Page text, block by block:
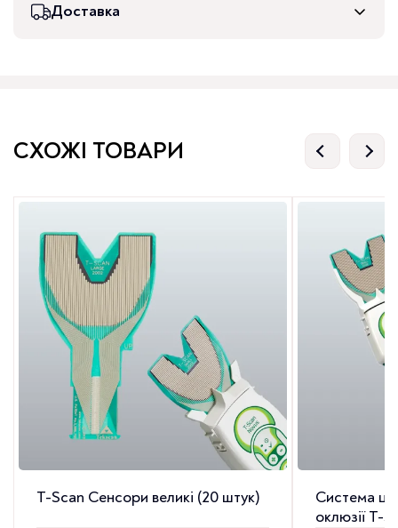
Доставка
СХОЖІ ТОВАРИ
T-Scan Сенсори великі (20 штук)
Система
оклюзії T-